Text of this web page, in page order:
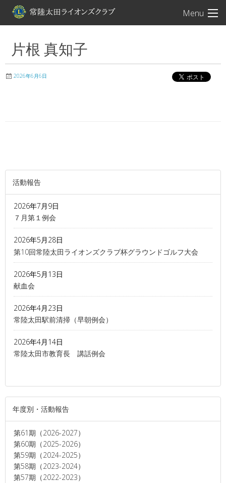
Menu
常陸太田ライオン
片根 真知子
2026年6月6日
活動報告
2026年7月9日
７月第１例会
2026年5月28日
第10回常陸太田ライオンズクラブ杯グラウンドゴルフ大会
2026年5月13日
献血会
2026年4月23日
常陸太田駅前清掃（早朝例会）
2026年4月14日
常陸太田市教育長 講話例会
年度別・活動報告
第61期（2026-2027）
第60期（2025-2026）
第59期（2024-2025）
第58期（2023-2024）
第57期（2022-2023）